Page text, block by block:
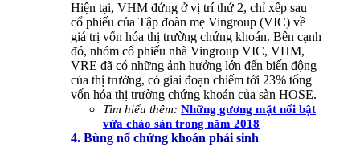
Hiện tại, VHM đứng ở vị trí thứ 2, chỉ xếp sau
cổ phiếu của Tập đoàn mẹ Vingroup (VIC) về
giá trị vốn hóa thị trường chứng khoán. Bên cạnh
đó, nhóm cổ phiếu nhà Vingroup VIC, VHM,
VRE đã có những ảnh hưởng lớn đến biến động
của thị trường, có giai đoạn chiếm tới 23% tổng
vốn hóa thị trường chứng khoán của sàn HOSE.
Tìm hiểu thêm: Những gương mặt nổi bật
vừa chào sàn trong năm 2018
4. Bùng nổ chứng khoán phái sinh